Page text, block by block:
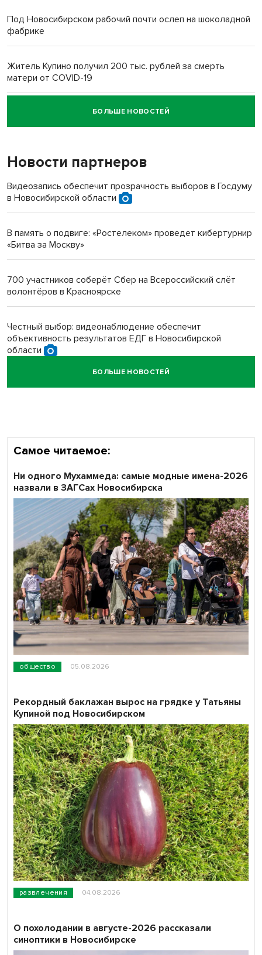
Под Новосибирском рабочий почти ослеп на шоколадной
фабрике
Житель Купино получил 200 тыс. рублей за смерть
матери от COVID-19
Новосибирский суд наказал водителя за смерть
пенсионерки на вокзале
«Мы живём на пастбище!»: в новосибирском селе лошади
терроризируют жителей
Инвалид получил условный срок за избиение врачей
БОЛЬШЕ НОВОСТЕЙ
Новости партнеров
Видеозапись обеспечит прозрачность выборов в Госдуму
в Новосибирской области
В память о подвиге: «Ростелеком» проведет кибертурнир
«Битва за Москву»
700 участников соберёт Сбер на Всероссийский слёт
волонтёров в Красноярске
Честный выбор: видеонаблюдение обеспечит
объективность результатов ЕДГ в Новосибирской
области
Кибертанки пошли в бой: «Ростелеком» объявляет
БОЛЬШЕ НОВОСТЕЙ
Самое читаемое:
общество 05.08.2026
Ни одного Мухаммеда: самые модные имена-2026
назвали в ЗАГСах Новосибирска
развлечения 04.08.2026
Рекордный баклажан вырос на грядке у Татьяны
Купиной под Новосибирском
О похолодании в августе-2026 рассказали
синоптики в Новосибирске